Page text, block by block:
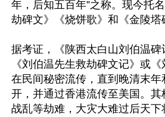
年，后知五百年”之称。现今托
劫碑文》《烧饼歌》和《金陵塔
据考证，《陕西太白山刘伯温碑
《刘伯温先生救劫碑文记》或
在民间秘密流传，直到晚清末年
开，并通过香港流传至美国。其
战乱等劫难，大灾大难过后天下